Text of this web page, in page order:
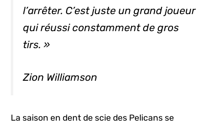
l’arrêter. C’est juste un grand joueur
qui réussi constamment de gros
tirs. »
Zion Williamson
La saison en dent de scie des Pelicans se